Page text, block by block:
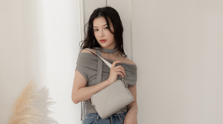
1.本服務係由「台灣大哥大股份有限公司」（以下簡稱本公司）所提供，讓
用戶於交易時，得透過本服務購買商品或服務，並由商店將買賣／分期付款
買賣價金債權讓與本公司後，依約使用本公司帳單繳交帳款。
2.基於同意付款使用「大哥付你分期」之契約關係目的，商店將以您的個人
資料（包含姓名、電話或地址）提供予台灣大哥大進項蒐集、處理及利用，
由本公司與您本人進行分期帳單所需資料之確認、核對及更正。
3.完整用戶服務條款，請詳閱以下連結：https://oppay.tw/userRule
ATM／網路銀行／等多元方式進行付款，方視為交易完成。
※ 請注意：結帳手續完成當下不需立刻繳費，但若您需要取消訂單，請聯絡
購買商品的店家。未經商家同意取消之訂單仍視為有效，需透過AFTEE先享
※ 交易是否成功請以「AFTEE先享後付 」之結帳頁面顯示為準，若有關於
是否繳費成功／繳費後需取消欲退款等相關疑問，請聯繫「AFTEE先享後付
https://netprotections.freshdesk.com/support/home
１．透過由恩沛科技股份有限公司提供之「AFTEE先享後付」服務完成之交
易，需依本服務之必要範圍內提供個人資料，並將交易相關給付款項請求債
權轉讓予恩沛科技股份有限公司。
２．關於個人資料處理事宜，請瀏覽以下網址：
https://aftee.tw/terms/#terms3
每筆NT$60，滿NT$2,000(含以上)免運費
付款後7-11取貨
每筆NT$60，滿NT$2,000(含以上)免運費